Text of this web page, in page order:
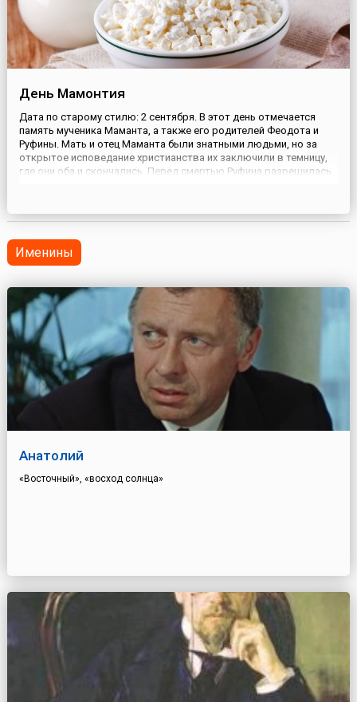
День Мамонтия
Дата по старому стилю: 2 сентября. В этот день отмечается
память мученика Маманта, а также его родителей Феодота и
Руфины. Мать и отец Маманта были знатными людьми, но за
открытое исповедание христианства их заключили в темницу,
где они оба и скончались. Перед смертью Руфина разрешилась
Именины
Анатолий
«Восточный», «восход солнца»